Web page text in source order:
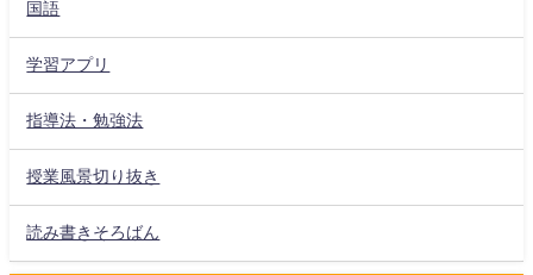
国語
学習アプリ
指導法・勉強法
授業風景切り抜き
読み書きそろばん